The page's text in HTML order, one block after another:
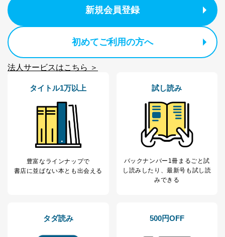
当社の定期購読サ
の方の個人情報
購入商品の配送のため
ス、キャンペーン等の広告の案内
個人が特定できない形で取得した
閲覧履歴や購買履歴等の情報を分
応じた新商品・サービスに関する
当社にお問合わせ
いただいた方の個
お問い合わせ対応、トラブル対
処、オペレーター教育など応対品
3
当社カスタマーQ＆
Aサービス利用者
カスタマーQ＆Aサイトの投稿内容
サイトのサービス内容のご案内の
ため
ｅメール等による商品、サービ
採用応募者の方の
個人情報
採用選考、ご連絡のため
新規会員登録
初めてご利用の方へ
法人サービスはこちら ＞
タイトル1万以上
豊富なラインナップで
書店に並ばない本とも出会える
試し読み
バックナンバー1冊まるごと試
し読み したり、最新号も試し読
みできる
タダ読み 500円OFF